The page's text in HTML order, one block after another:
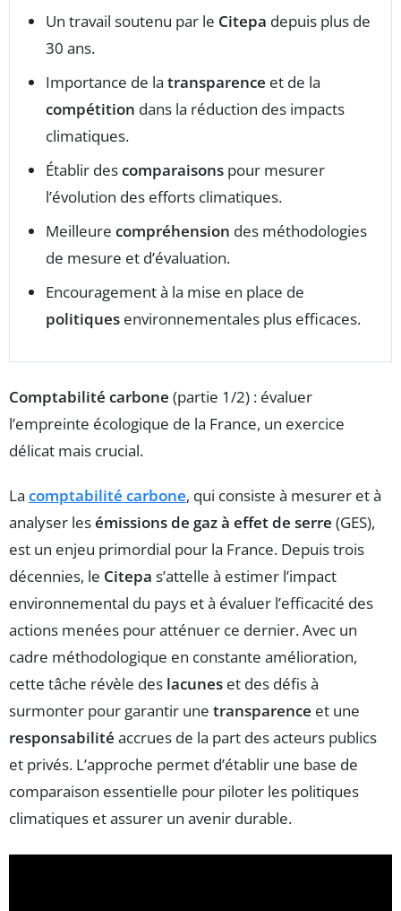
Un travail soutenu par le Citepa depuis plus de
30 ans.
Importance de la transparence et de la
compétition dans la réduction des impacts
climatiques.
Établir descomparaisons pour mesurer
l’évolution des efforts climatiques.
Meilleure compréhension des méthodologies
de mesure et d’évaluation.
Encouragement à la mise en place de
politiques environnementales plus efficaces.
Comptabilité carbone (partie 1/2) : évaluer
l’empreinte écologique de la France, un exercice
délicat mais crucial.
La comptabilité carbone, qui consiste à mesurer et à
analyser lesémissions de gaz à effet de serre (GES),
est un enjeu primordial pour la France. Depuis trois
décennies, le Citepa s’attelle à estimer l’impact
environnemental du pays et à évaluer l’efficacité des
actions menées pour atténuer ce dernier. Avec un
cadre méthodologique en constante amélioration,
cette tâche révèle des lacunes et des défis à
surmonter pour garantir une transparence et une
responsabilité accrues de la part des acteurs publics
et privés. L’approche permet d’établir une base de
comparaison essentielle pour piloter les politiques
climatiques et assurer un avenir durable.